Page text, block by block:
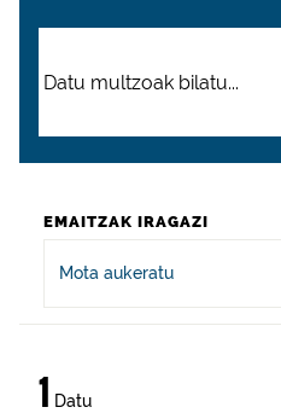
EMAITZAK IRAGAZI
Mota aukeratu
1 Datu